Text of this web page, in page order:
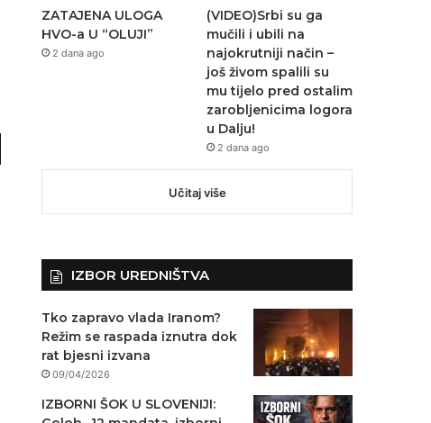
ZATAJENA ULOGA
HVO-a U “OLUJI”
2 dana ago
(VIDEO)Srbi su ga
mučili i ubili na
najokrutniji način –
još živom spalili su
mu tijelo pred ostalim
zarobljenicima logora
u Dalju!
2 dana ago
Učitaj više
IZBOR UREDNIŠTVA
Tko zapravo vlada Iranom?
Režim se raspada iznutra dok
rat bjesni izvana
09/04/2026
IZBORNI ŠOK U SLOVENIJI: